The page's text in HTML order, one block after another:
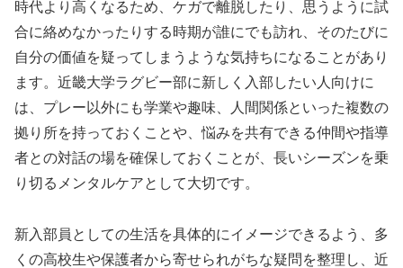
時代より高くなるため、ケガで離脱したり、思うように試
合に絡めなかったりする時期が誰にでも訪れ、そのたびに
自分の価値を疑ってしまうような気持ちになることがあり
ます。近畿大学ラグビー部に新しく入部したい人向けに
は、プレー以外にも学業や趣味、人間関係といった複数の
拠り所を持っておくことや、悩みを共有できる仲間や指導
者との対話の場を確保しておくことが、長いシーズンを乗
り切るメンタルケアとして大切です。
新入部員としての生活を具体的にイメージできるよう、多
くの高校生や保護者から寄せられがちな疑問を整理し、近